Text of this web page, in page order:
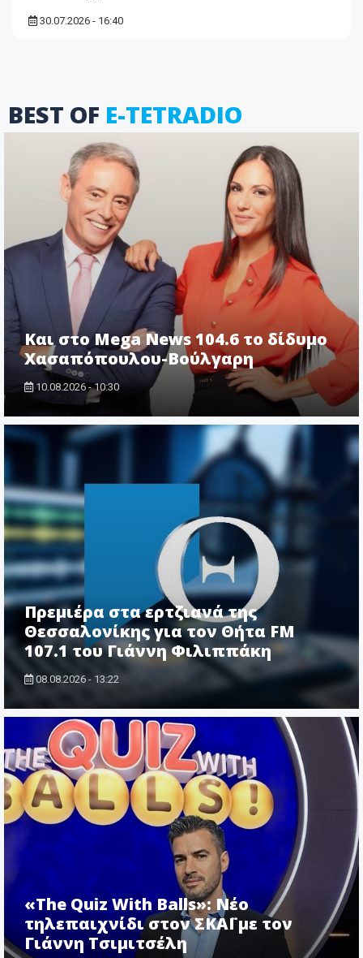
30.07.2026 - 16:40
BEST OF E-TETRADIO
Και στο Mega News 104.6 το δίδυμο
Χασαπόπουλου-Βούλγαρη
10.08.2026 - 10:30
Πρεμιέρα στα ερτζιανά της
Θεσσαλονίκης για τον Θήτα FM
107.1 του Γιάννη Φιλιππάκη
08.08.2026 - 13:22
«The Quiz With Balls»: Νέο
τηλεπαιχνίδι στον ΣΚΑΪ με τον
Γιάννη Τσιμιτσέλη